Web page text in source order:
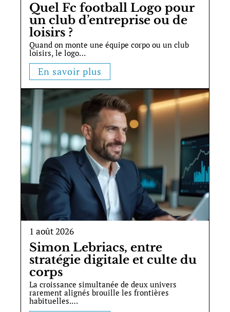
Quel Fc football Logo pour
un club d’entreprise ou de
loisirs ?
Quand on monte une équipe corpo ou un club
loisirs, le logo…
En savoir plus
1 août 2026
Simon Lebriacs, entre
stratégie digitale et culte du
corps
La croissance simultanée de deux univers
rarement alignés brouille les frontières
habituelles.…